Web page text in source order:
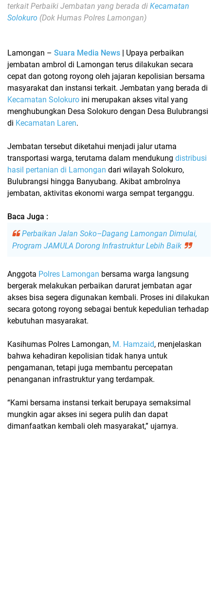
terkait Perbaiki Jembatan yang berada di Kecamatan
Solokuro (Dok Humas Polres Lamongan)
Lamongan – Suara Media News Upaya perbaikan
jembatan ambrol di Lamongan terus dilakukan secara
cepat dan gotong royong oleh jajaran kepolisian bersama
masyarakat dan instansi terkait. Jembatan yang berada di
Kecamatan Solokuro ini merupakan akses vital yang
menghubungkan Desa Solokuro dengan Desa Bulubrangsi
di Kecamatan Laren.
Jembatan tersebut diketahui menjadi jalur utama
transportasi warga, terutama dalam mendukung distribusi
hasil pertanian di Lamongan dari wilayah Solokuro,
Bulubrangsi hingga Banyubang. Akibat ambrolnya
jembatan, aktivitas ekonomi warga sempat terganggu.
Baca Juga :
Perbaikan Jalan Soko–Dagang Lamongan Dimulai,
Program JAMULA Dorong Infrastruktur Lebih Baik
Anggota Polres Lamongan bersama warga langsung
bergerak melakukan perbaikan darurat jembatan agar
akses bisa segera digunakan kembali. Proses ini dilakukan
secara gotong royong sebagai bentuk kepedulian terhadap
kebutuhan masyarakat.
Kasihumas Polres Lamongan, M. Hamzaid, menjelaskan
bahwa kehadiran kepolisian tidak hanya untuk
pengamanan, tetapi juga membantu percepatan
penanganan infrastruktur yang terdampak.
“Kami bersama instansi terkait berupaya semaksimal
mungkin agar akses ini segera pulih dan dapat
dimanfaatkan kembali oleh masyarakat,” ujarnya.